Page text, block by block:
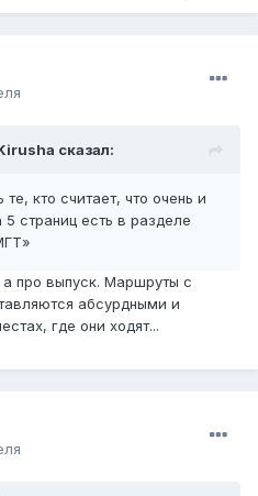
сказал:
кто считает, что очень и
страниц есть в разделе
про выпуск. Маршруты с
абсурдными и
где они ходят...